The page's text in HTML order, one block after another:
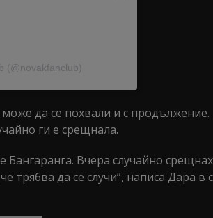
(@novakfanclub)
да се похвали и с продължение.
ги е срещнала.
Бангаранга. Вчера случайно
трябва да се случи”, написа Дара в